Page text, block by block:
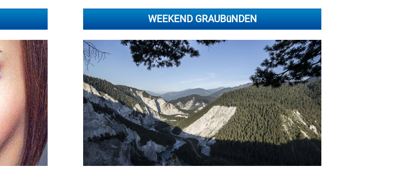
WEEKEND GRAUBüNDEN